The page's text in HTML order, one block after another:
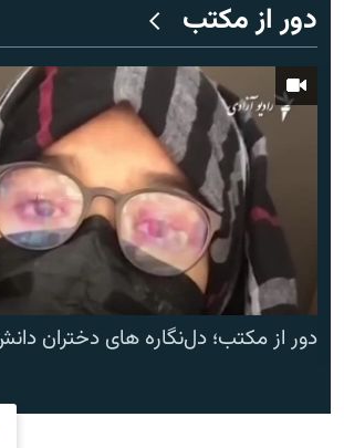
دور از مکتب
دور از مکتب؛ دل‌نگاره های دختران